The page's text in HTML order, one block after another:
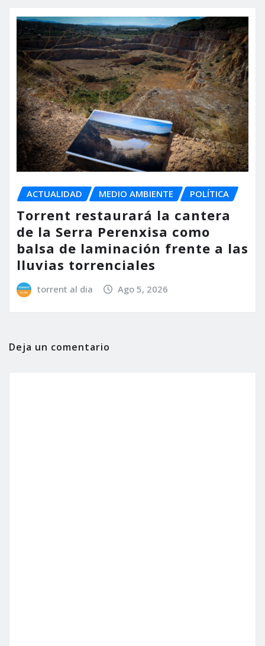
ACTUALIDAD MEDIO AMBIENTE POLÍTICA
Torrent restaurará la cantera
de la Serra Perenxisa como
balsa de laminación frente a las
lluvias torrenciales
torrent al dia Ago 5, 2026
Deja un comentario